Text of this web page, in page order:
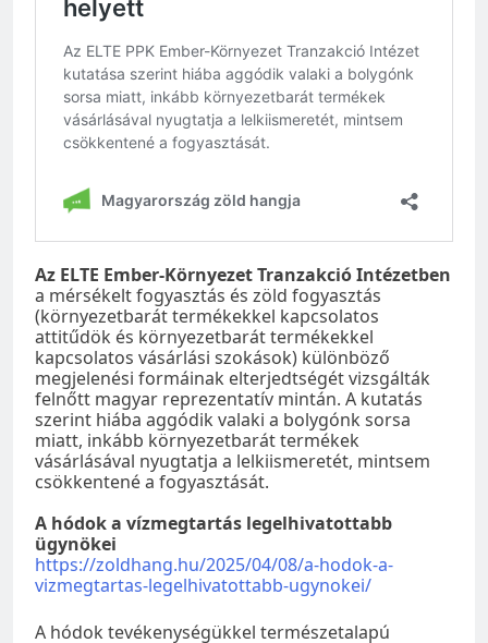
Az ELTE Ember-Környezet Tranzakció Intézetben
a mérsékelt fogyasztás és zöld fogyasztás
(környezetbarát termékekkel kapcsolatos
attitűdök és környezetbarát termékekkel
kapcsolatos vásárlási szokások) különböző
megjelenési formáinak elterjedtségét vizsgálták
felnőtt magyar reprezentatív mintán. A kutatás
szerint hiába aggódik valaki a bolygónk sorsa
miatt, inkább környezetbarát termékek
vásárlásával nyugtatja a lelkiismeretét, mintsem
csökkentené a fogyasztását.
A hódok a vízmegtartás legelhivatottabb
ügynökei
https://zoldhang.hu/2025/04/08/a-hodok-a-
vizmegtartas-legelhivatottabb-ugynokei/
A hódok tevékenységükkel természetalapú